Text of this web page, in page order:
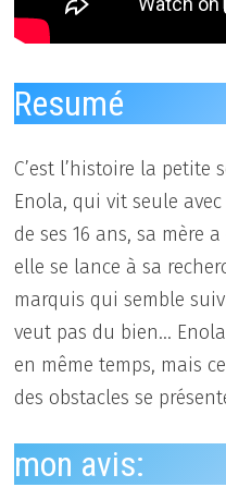
Resumé
C’est l’histoire la
Enola, qui vit seule
de ses 16 ans, sa mère
elle se lance à sa
marquis qui semble
veut pas du bien…
en même temps, mais
des obstacles se
mon avis: